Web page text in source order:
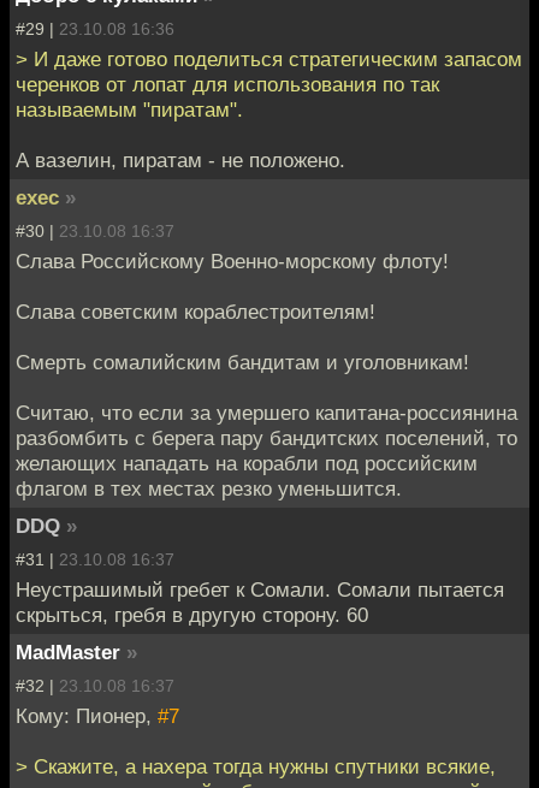
#29 | 23.10.08 16:36
> И даже готово поделиться стратегическим запасом
черенков от лопат для использования по так
называемым "пиратам".
А вазелин, пиратам - не положено.
exec »
#30 | 23.10.08 16:37
Слава Российскому Военно-морскому флоту!
Слава советским кораблестроителям!
Смерть сомалийским бандитам и уголовникам!
Считаю, что если за умершего капитана-россиянина
разбомбить с берега пару бандитских поселений, то
желающих нападать на корабли под российским
флагом в тех местах резко уменьшится.
DDQ »
#31 | 23.10.08 16:37
Неустрашимый гребет к Сомали. Сомали пытается
скрыться, гребя в другую сторону. 60
MadMaster »
#32 | 23.10.08 16:37
Кому: Пионер, #7
> Скажите, а нахера тогда нужны спутники всякие,